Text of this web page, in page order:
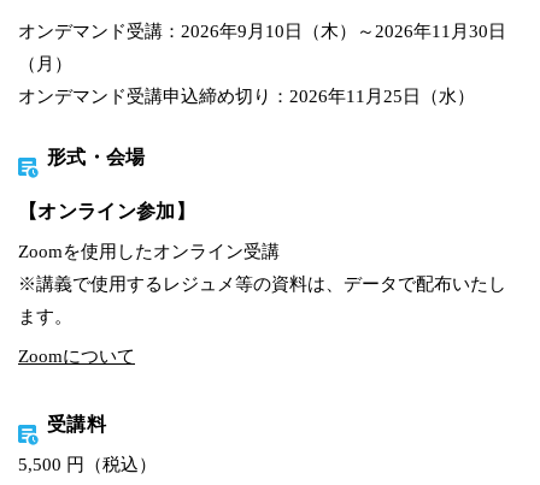
オンデマンド受講：2026年9月10日（木）～2026年11月30日
（月）
オンデマンド受講申込締め切り：2026年11月25日（水）
形式・会場
【オンライン参加】
Zoomを使用したオンライン受講
※講義で使用するレジュメ等の資料は、データで配布いたし
ます。
Zoomについて
受講料
5,500 円（税込）